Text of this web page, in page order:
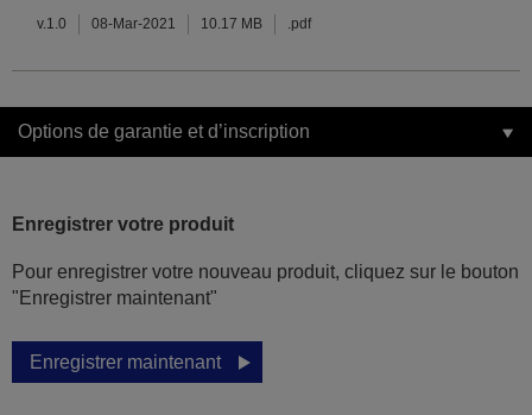
v.1.0 08-Mar-2021 10.17 MB .pdf
Options de garantie et d’inscription
Enregistrer votre produit
Pour enregistrer votre nouveau produit, cliquez sur le bouton
"Enregistrer maintenant"
Enregistrer maintenant